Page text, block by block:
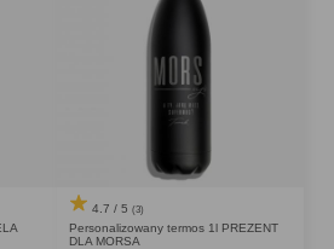
4.7 / 5 (3)
Personalizowany termos 1l PREZENT
DLA MORSA